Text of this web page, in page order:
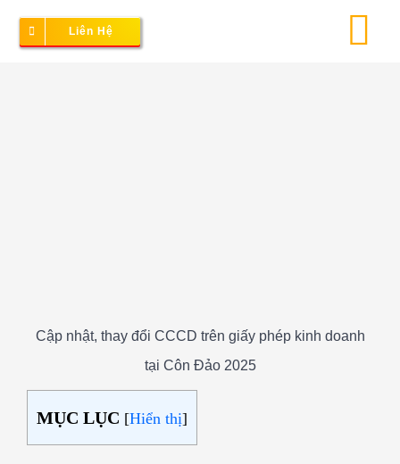
Liên Hệ
Cập nhật, thay đổi CCCD trên giấy phép kinh doanh
tại Côn Đảo 2025
MỤC LỤC [Hiển thị]